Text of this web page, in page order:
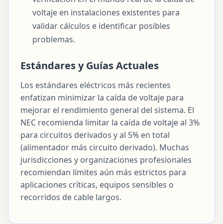
voltaje en instalaciones existentes para
validar cálculos e identificar posibles
problemas.
Estándares y Guías Actuales
Los estándares eléctricos más recientes
enfatizan minimizar la caída de voltaje para
mejorar el rendimiento general del sistema. El
NEC recomienda limitar la caída de voltaje al 3%
para circuitos derivados y al 5% en total
(alimentador más circuito derivado). Muchas
jurisdicciones y organizaciones profesionales
recomiendan límites aún más estrictos para
aplicaciones críticas, equipos sensibles o
recorridos de cable largos.